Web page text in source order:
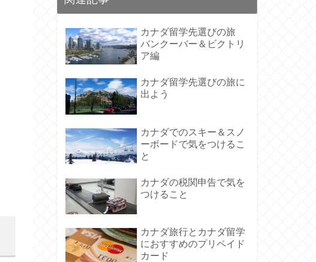
カナダ留学先選びの旅
バンクーバー＆ビクトリ
ア編
カナダ留学先選びの旅に
出よう
カナダでのスキー＆スノ
ーボードで気をつけるこ
と
カナダの税関申告で気を
つけること
カナダ旅行とカナダ留学
におすすめのプリペイド
カード